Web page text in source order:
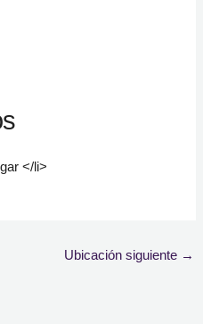
</li>
Ubicación siguiente →